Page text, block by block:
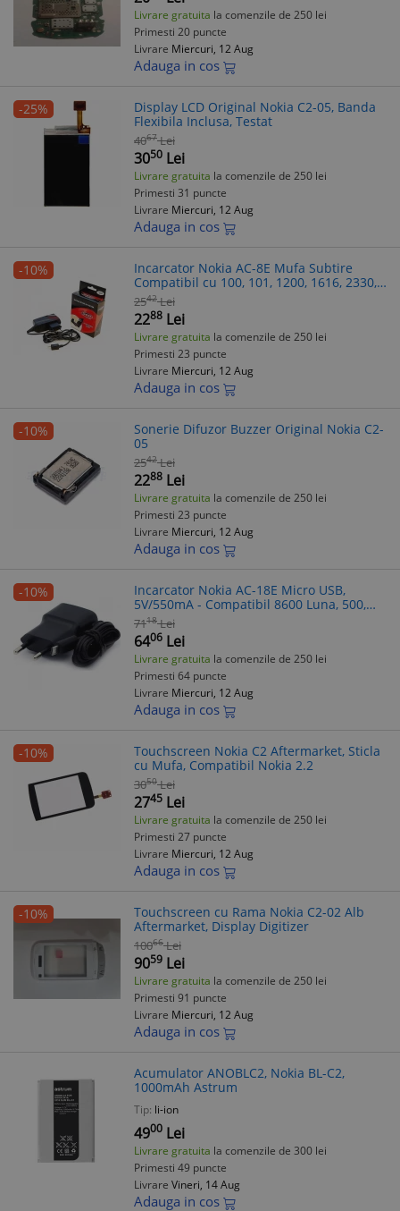
Livrare gratuita la comenzile de 250 lei
Primesti 20 puncte
Livrare Miercuri, 12 Aug
Adauga in cos
-25%
Display LCD Original Nokia C2-05, Banda
Flexibila Inclusa, Testat
4067 Lei
3050 Lei
Livrare gratuita la comenzile de 250 lei
Primesti 31 puncte
Livrare Miercuri, 12 Aug
Adauga in cos
-10%
Incarcator Nokia AC-8E Mufa Subtire
Compatibil cu 100, 101, 1200, 1616, 2330,
2600, 2700, 3110, 5130, 6300, N70, C2-00,
E63, X2
2542 Lei
2288 Lei
Livrare gratuita la comenzile de 250 lei
Primesti 23 puncte
Livrare Miercuri, 12 Aug
Adauga in cos
-10%
Sonerie Difuzor Buzzer Original Nokia C2-
05
2542 Lei
2288 Lei
Livrare gratuita la comenzile de 250 lei
Primesti 23 puncte
Livrare Miercuri, 12 Aug
Adauga in cos
-10%
Incarcator Nokia AC-18E Micro USB,
5V/550mA - Compatibil 8600 Luna, 500,
C2-01, X2, Asha, 206, 208, 225, 105
7118 Lei
6406 Lei
Livrare gratuita la comenzile de 250 lei
Primesti 64 puncte
Livrare Miercuri, 12 Aug
Adauga in cos
-10%
Touchscreen Nokia C2 Aftermarket, Sticla
cu Mufa, Compatibil Nokia 2.2
3050 Lei
2745 Lei
Livrare gratuita la comenzile de 250 lei
Primesti 27 puncte
Livrare Miercuri, 12 Aug
Adauga in cos
-10%
Touchscreen cu Rama Nokia C2-02 Alb
Aftermarket, Display Digitizer
10066 Lei
9059 Lei
Livrare gratuita la comenzile de 250 lei
Primesti 91 puncte
Livrare Miercuri, 12 Aug
Adauga in cos
Acumulator ANOBLC2, Nokia BL-C2,
1000mAh Astrum
Tip: li-ion
4900 Lei
Livrare gratuita la comenzile de 300 lei
Primesti 49 puncte
Livrare Vineri, 14 Aug
Adauga in cos